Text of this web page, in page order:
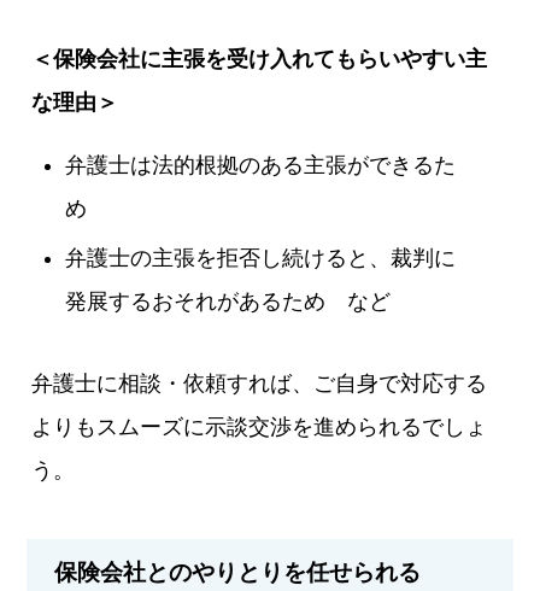
＜保険会社に主張を受け入れてもらいやすい主
な理由＞
弁護士は法的根拠のある主張ができるた
め
弁護士の主張を拒否し続けると、裁判に
発展するおそれがあるため など
弁護士に相談・依頼すれば、ご自身で対応する
よりもスムーズに示談交渉を進められるでしょ
う。
保険会社とのやりとりを任せられる